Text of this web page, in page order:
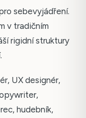
sebevyjádření.
v tradičním
rigidní struktury
UX designér,
hudebník,